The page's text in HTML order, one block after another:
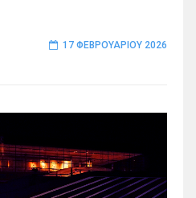
17 ΦΕΒΡΟΥΑΡΊΟΥ 2026